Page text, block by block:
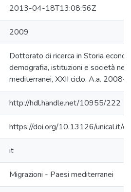
2013-04-18T13:08:56Z
2009
Dottorato di ricerca in Storia
demografia, istituzioni e società nei
mediterranei, XXII ciclo. A.a. 2008-
http://hdl.handle.net/10955/222
https://doi.org/10.13126/unical.it/
it
Migrazioni - Paesi mediterranei